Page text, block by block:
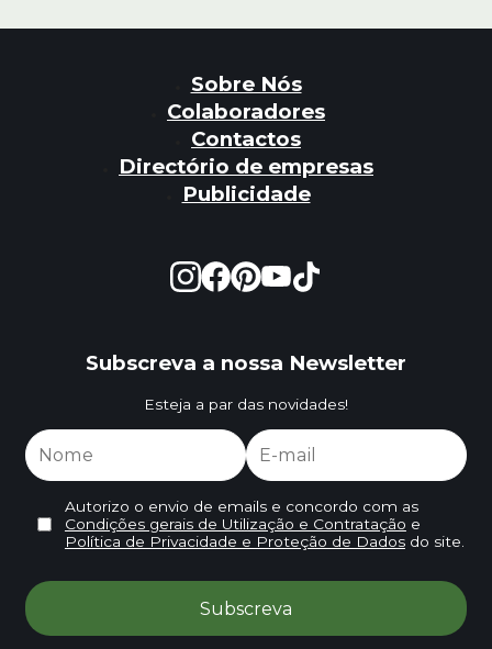
Sobre Nós
Colaboradores
Contactos
Directório de empresas
Publicidade
Subscreva a nossa Newsletter
Esteja a par das novidades!
Autorizo o envio de emails e concordo com as
Condições gerais de Utilização e Contratação e
Política de Privacidade e Proteção de Dadosdo site.